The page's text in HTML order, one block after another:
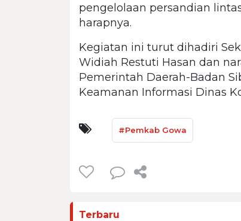
pengelolaan persandian
harapnya.
Kegiatan ini turut dihadiri
Widiah Restuti Hasan dan
Pemerintah Daerah-Badan
Keamanan Informasi Dinas
#Pemkab Gowa
Terbaru